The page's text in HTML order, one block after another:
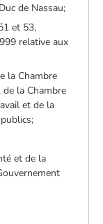
de Nassau;
et 53,
relative aux
la Chambre
de la Chambre
et de la
et de la